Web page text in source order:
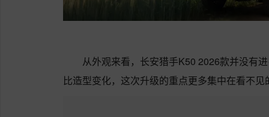
从外观来看，长安猎手K50 2026款并没有
比造型变化，这次升级的重点更多集中在看不见